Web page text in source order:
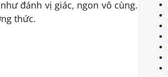
đánh vị giác, ngon vô cùng.
thức.